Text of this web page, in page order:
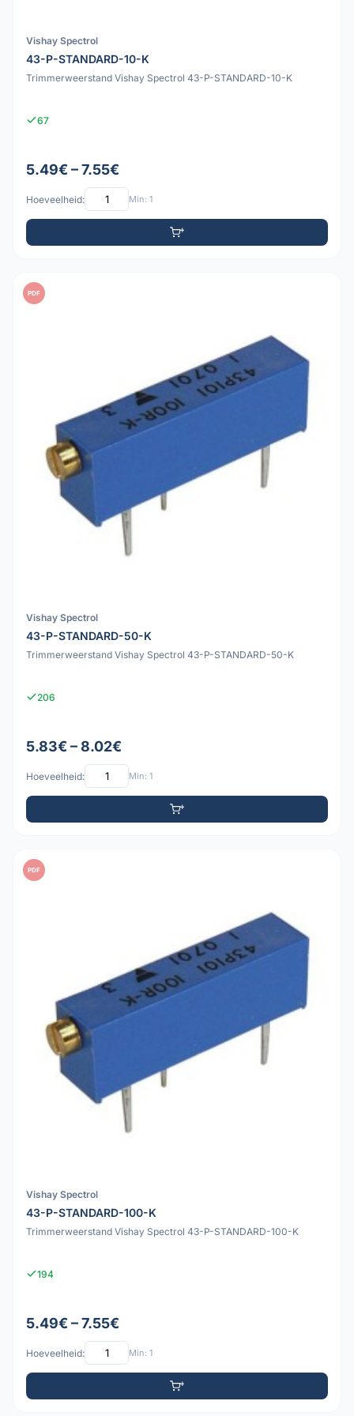
Vishay Spectrol
43-P-STANDARD-10-K
Trimmerweerstand Vishay Spectrol 43-P-STANDARD-10-K
67
5.49€ – 7.55€
Hoeveelheid: Min: 1
PDF
Vishay Spectrol
43-P-STANDARD-50-K
Trimmerweerstand Vishay Spectrol 43-P-STANDARD-50-K
206
5.83€ – 8.02€
Hoeveelheid: Min: 1
PDF
Vishay Spectrol
43-P-STANDARD-100-K
Trimmerweerstand Vishay Spectrol 43-P-STANDARD-100-K
194
5.49€ – 7.55€
Hoeveelheid: Min: 1